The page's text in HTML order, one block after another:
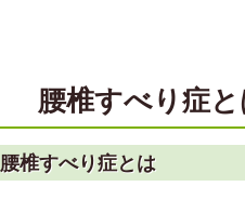
腰椎すべり症
腰椎すべり症とは